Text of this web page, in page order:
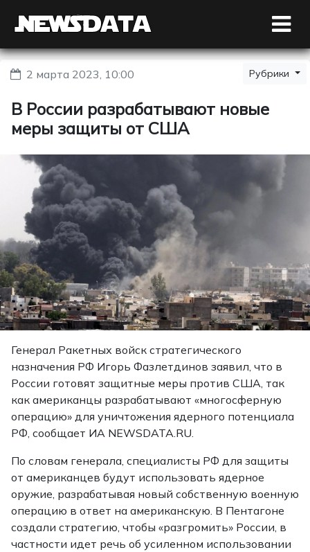
2 марта 2023, 10:00 Рубрики
В России разрабатывают новые
меры защиты от США
Генерал Ракетных войск стратегического
назначения РФ Игорь Фазлетдинов заявил, что в
России готовят защитные меры против США, так
как американцы разрабатывают «многосферную
операцию» для уничтожения ядерного потенциала
РФ, сообщает ИА NEWSDATA.RU.
По словам генерала, специалисты РФ для защиты
от американцев будут использовать ядерное
оружие, разрабатывая новый собственную военную
операцию в ответ на американскую. В Пентагоне
создали стратегию, чтобы «разгромить» России, в
частности идет речь об усиленном использовании